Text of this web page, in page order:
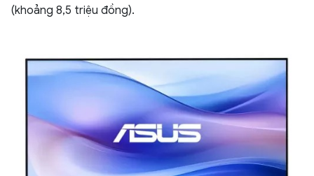
(khoảng 8,5 triệu đồng).